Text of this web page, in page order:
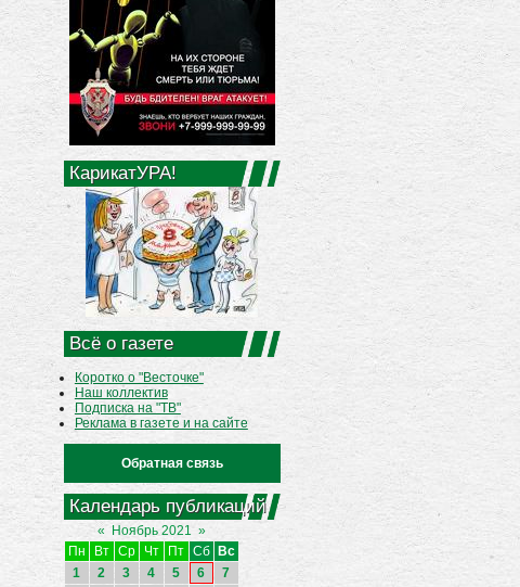
КарикатУРА!
Всё о газете
Коротко о "Весточке"
Наш коллектив
Подписка на "ТВ"
Реклама в газете и на сайте
Обратная связь
Календарь публикаций
« Ноябрь 2021 »
Пн
Вт Ср Чт Пт Сб
Вс
1
2 3 4 5 6
7